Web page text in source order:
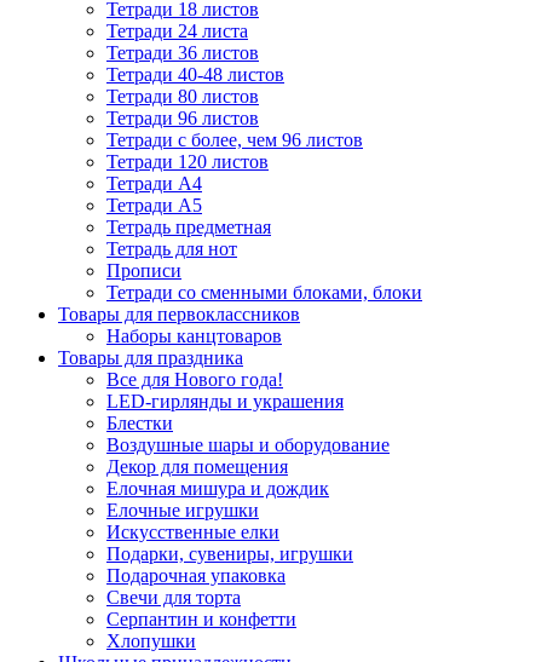
Тетради 18 листов
Тетради 24 листа
Тетради 36 листов
Тетради 40-48 листов
Тетради 80 листов
Тетради 96 листов
Тетради с более, чем 96 листов
Тетради 120 листов
Тетради А4
Тетради А5
Тетрадь предметная
Тетрадь для нот
Прописи
Тетради со сменными блоками, блоки
Товары для первоклассников
Наборы канцтоваров
Товары для праздника
Все для Нового года!
LED-гирлянды и украшения
Блестки
Воздушные шары и оборудование
Декор для помещения
Елочная мишура и дождик
Елочные игрушки
Искусственные елки
Подарки, сувениры, игрушки
Подарочная упаковка
Свечи для торта
Серпантин и конфетти
Хлопушки